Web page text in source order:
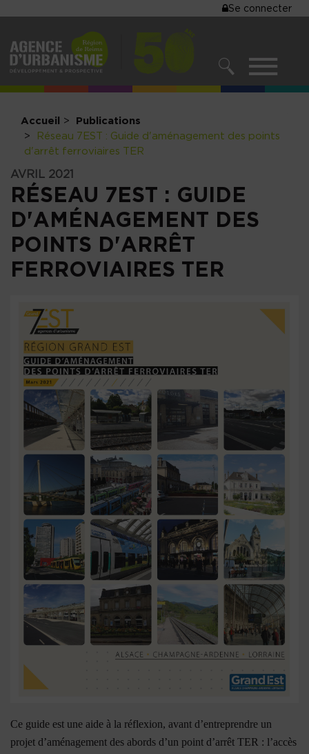
contenu
principal
MENU
DE
Se connecter
MENU
Accueil Publications
Réseau 7EST : Guide d'aménagement des points
d'arrêt ferroviaires TER
AVRIL 2021
RÉSEAU 7EST : GUIDE
D'AMÉNAGEMENT DES
POINTS D'ARRÊT
FERROVIAIRES TER
Ce guide est une aide à la réflexion, avant d’entreprendre un
projet d’aménagement des abords d’un point d’arrêt TER : l’accès